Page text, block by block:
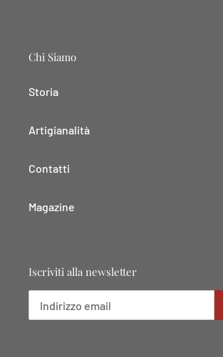
Chi Siamo
Storia
Artigianalità
Contatti
Magazine
Iscriviti alla newsletter